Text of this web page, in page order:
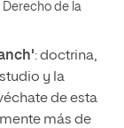
de la
: doctrina,
y la
de esta
más de